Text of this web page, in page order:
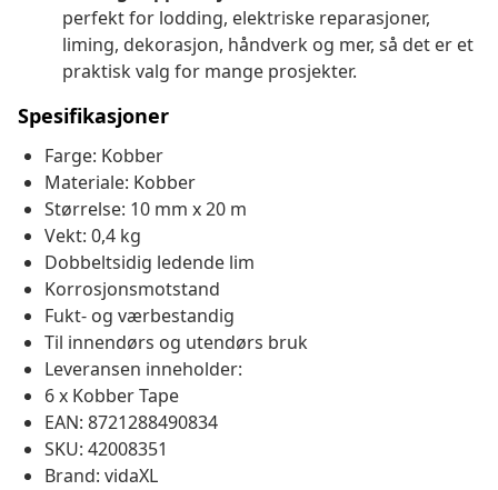
perfekt for lodding, elektriske reparasjoner,
liming, dekorasjon, håndverk og mer, så det er et
praktisk valg for mange prosjekter.
Spesifikasjoner
Farge: Kobber
Materiale: Kobber
Størrelse: 10 mm x 20 m
Vekt: 0,4 kg
Dobbeltsidig ledende lim
Korrosjonsmotstand
Fukt- og værbestandig
Til innendørs og utendørs bruk
Leveransen inneholder:
6 x Kobber Tape
EAN: 8721288490834
SKU: 42008351
Brand: vidaXL